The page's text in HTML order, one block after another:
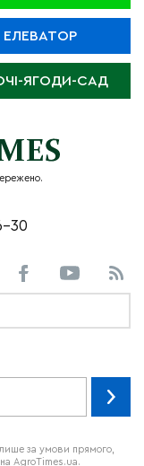
ЕЛЕВАТОР
ЯГОДИ-САД
30
лише за умови прямого,
AgroTimes.ua.